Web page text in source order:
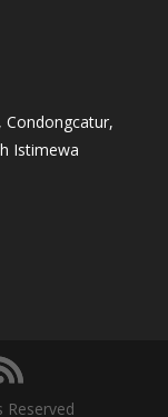
Condongcatur,
Istimewa
Reserved